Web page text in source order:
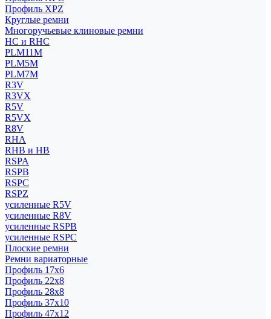
Профиль XPZ
Круглые ремни
Многоручьевые клиновые ремни
HC и RHC
PLM11M
PLM5M
PLM7M
R3V
R3VX
R5V
R5VX
R8V
RHA
RHB и HB
RSPA
RSPB
RSPC
RSPZ
усиленные R5V
усиленные R8V
усиленные RSPB
усиленные RSPC
Плоские ремни
Ремни вариаторные
Профиль 17x6
Профиль 22x8
Профиль 28x8
Профиль 37x10
Профиль 47x12